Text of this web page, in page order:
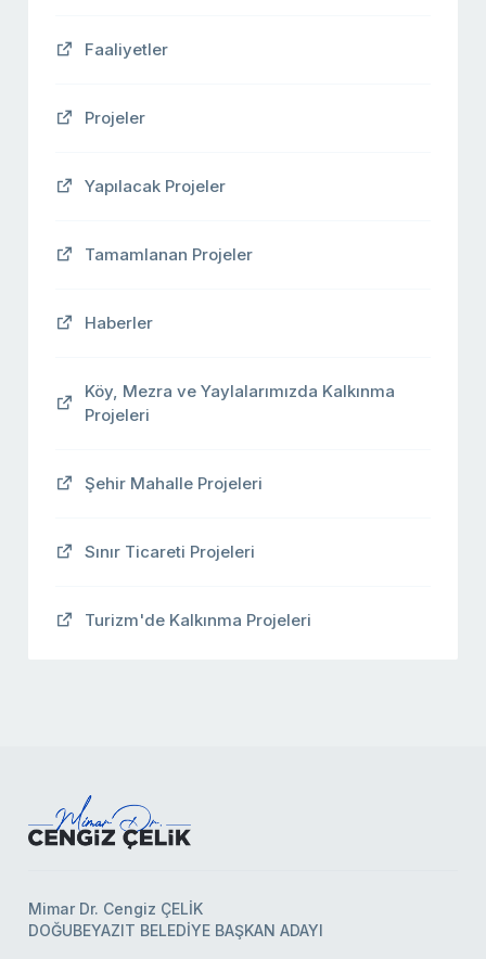
Faaliyetler
Projeler
Yapılacak Projeler
Tamamlanan Projeler
Haberler
Köy, Mezra ve Yaylalarımızda Kalkınma
Projeleri
Şehir Mahalle Projeleri
Sınır Ticareti Projeleri
Turizm'de Kalkınma Projeleri
Mimar Dr. Cengiz ÇELİK
DOĞUBEYAZIT BELEDİYE BAŞKAN ADAYI